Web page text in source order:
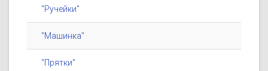
"Ручейки"
"Машинка"
"Прятки"